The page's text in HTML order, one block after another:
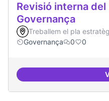
Revisió interna del
Governança
Treballem el pla
Governança
0 0